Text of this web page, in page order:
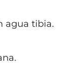
agua tibia.